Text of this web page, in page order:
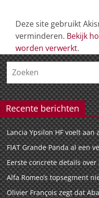
Deze site gebruikt
verminderen. Bekijk
worden verwerkt.
Recente berichten
Lancia Ypsilon HF voelt aan
FIAT Grande Panda al een
Eerste concrete details
Alfa Romeo’s topsegment
Olivier François zegt dat